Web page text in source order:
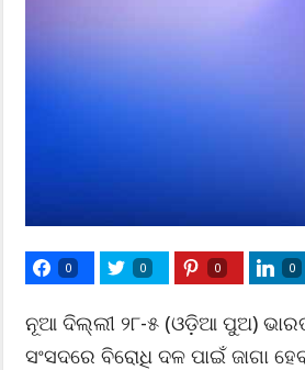
0 0 0 0
ନୂଆ ଦିଲ୍ଲୀ ୨୮-୫ (ଓଡ଼ିଆ ପୁଅ)
ସଂସଦରେ ବିରୋଧି ଦଳ ପାଇଁ ଜାଗା